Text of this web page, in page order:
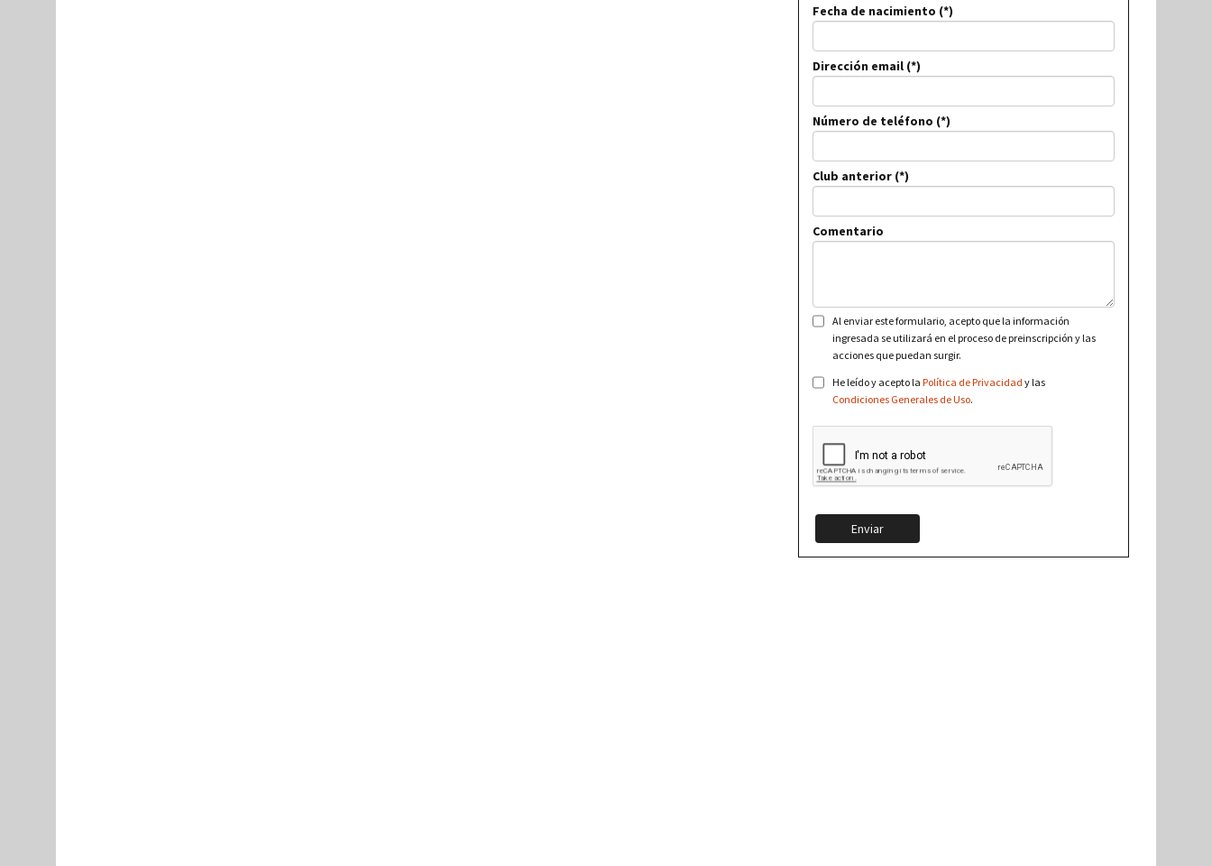
Fecha de nacimiento
Dirección email
Número de teléfono
Club anterior
Comentario
Al enviar este formulario, acepto que la información
ingresada se utilizará en el proceso de preinscripción y las
acciones que puedan surgir.
He leído y acepto laPolítica de Privacidad y las
Condiciones Generales de Uso.
Enviar